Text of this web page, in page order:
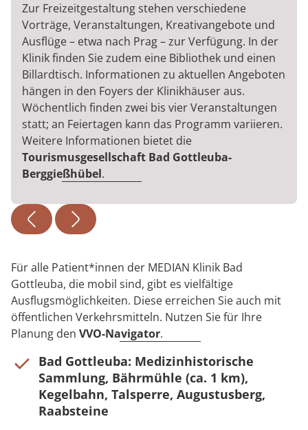
Zur Freizeitgestaltung stehen verschiedene
Vorträge, Veranstaltungen, Kreativangebote und
Ausflüge – etwa nach Prag – zur Verfügung. In der
Klinik finden Sie zudem eine Bibliothek und einen
Billardtisch. Informationen zu aktuellen Angeboten
hängen in den Foyers der Klinikhäuser aus.
Wöchentlich finden zwei bis vier Veranstaltungen
statt; an Feiertagen kann das Programm variieren.
Weitere Informationen bietet die
Tourismusgesellschaft Bad Gottleuba-
Berggießhübel.
Für alle Patient*innen der MEDIAN Klinik Bad
Gottleuba, die mobil sind, gibt es vielfältige
Ausflugsmöglichkeiten. Diese erreichen Sie auch mit
öffentlichen Verkehrsmitteln. Nutzen Sie für Ihre
Planung den VVO-Navigator.
Bad Gottleuba: Medizinhistorische
Sammlung, Bährmühle (ca. 1 km),
Kegelbahn, Talsperre, Augustusberg,
Raabsteine